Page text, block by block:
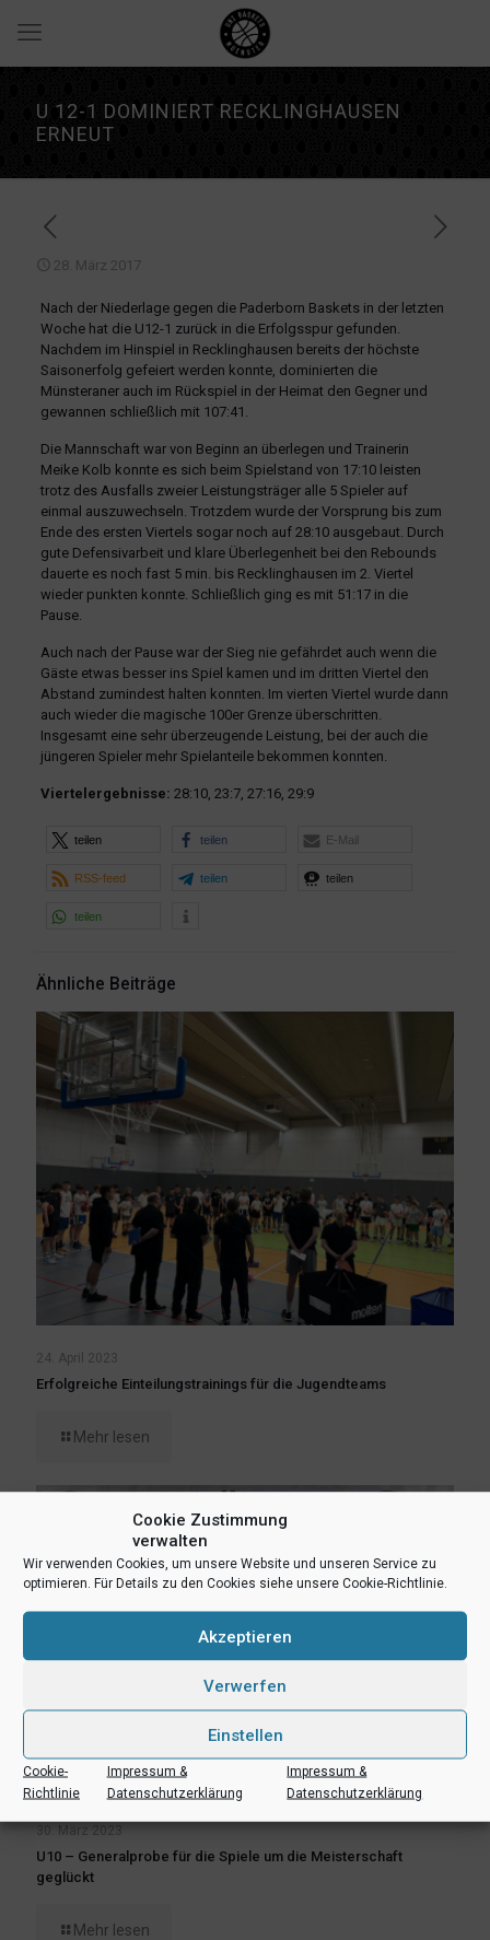
Cookie Zustimmung
verwalten
Wir verwenden Cookies, um unsere Website und unseren Service zu
optimieren. Für Details zu den Cookies siehe unsere Cookie-Richtlinie.
Akzeptieren
Verwerfen
Einstellen
Cookie-
Richtlinie
Impressum &
Datenschutzerklärung
Impressum &
Datenschutzerklärung
U 12-1 DOMINIERT RECKLINGHAUSEN
ERNEUT
28. März 2017
Nach der Niederlage gegen die Paderborn Baskets in der letzten
Woche hat die U12-1 zurück in die Erfolgsspur gefunden.
Nachdem im Hinspiel in Recklinghausen bereits der höchste
Saisonerfolg gefeiert werden konnte, dominierten die
Münsteraner auch im Rückspiel in der Heimat den Gegner und
gewannen schließlich mit 107:41.
Die Mannschaft war von Beginn an überlegen und Trainerin
Meike Kolb konnte es sich beim Spielstand von 17:10 leisten
trotz des Ausfalls zweier Leistungsträger alle 5 Spieler auf
einmal auszuwechseln. Trotzdem wurde der Vorsprung bis zum
Ende des ersten Viertels sogar noch auf 28:10 ausgebaut. Durch
gute Defensivarbeit und klare Überlegenheit bei den Rebounds
dauerte es noch fast 5 min. bis Recklinghausen im 2. Viertel
wieder punkten konnte. Schließlich ging es mit 51:17 in die
Pause.
Auch nach der Pause war der Sieg nie gefährdet auch wenn die
Gäste etwas besser ins Spiel kamen und im dritten Viertel den
Abstand zumindest halten konnten. Im vierten Viertel wurde dann
auch wieder die magische 100er Grenze überschritten.
Insgesamt eine sehr überzeugende Leistung, bei der auch die
jüngeren Spieler mehr Spielanteile bekommen konnten.
Viertelergebnisse: 28:10, 23:7, 27:16, 29:9
teilen teilen E-Mail
RSS-feed teilen teilen
teilen
Ähnliche Beiträge
24. April 2023
Erfolgreiche Einteilungstrainings für die Jugendteams
Mehr lesen
30. März 2023
U10 – Generalprobe für die Spiele um die Meisterschaft
geglückt
Mehr lesen